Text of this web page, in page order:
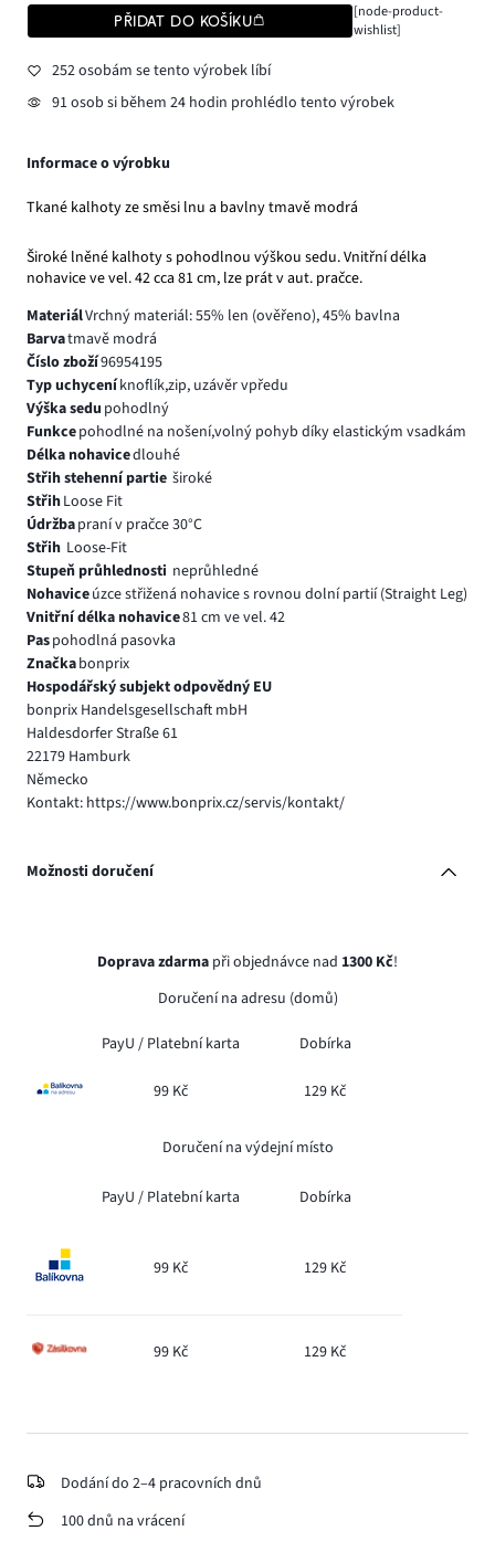
PŘIDAT DO KOŠÍKU
[node-product-
wishlist]
252 osobám se tento výrobek líbí
91 osob si během 24 hodin prohlédlo tento výrobek
Informace o výrobku
Tkané kalhoty ze směsi lnu a bavlny tmavě modrá
Široké lněné kalhoty s pohodlnou výškou sedu. Vnitřní délka
nohavice ve vel. 42 cca 81 cm, lze prát v aut. pračce.
MateriálVrchný materiál: 55% len (ověřeno), 45% bavlna
Barvatmavě modrá
Číslo zboží96954195
Typ uchyceníknoflík,zip, uzávěr vpředu
Výška sedu pohodlný
Funkcepohodlné na nošení,volný pohyb díky elastickým vsadkám
Délka nohavicedlouhé
Střih stehenní partie široké
StřihLoose Fit
Údržbapraní v pračce 30°C
Střih Loose-Fit
Stupeň průhlednosti neprůhledné
Nohaviceúzce střižená nohavice s rovnou dolní partií (Straight Leg)
Vnitřní délka nohavice81 cm ve vel. 42
Paspohodlná pasovka
Značkabonprix
Hospodářský subjekt odpovědný EU
bonprix Handelsgesellschaft mbH
Haldesdorfer Straße 61
22179 Hamburk
Německo
Kontakt: https://www.bonprix.cz/servis/kontakt/
Možnosti doručení
Doprava zdarma při objednávce nad 1300 Kč!
Doručení na adresu (domů)
PayU / Platební karta Dobírka
99 Kč 129 Kč
Doručení na výdejní místo
PayU / Platební karta Dobírka
99 Kč 129 Kč
99 Kč 129 Kč
Dodání do 2–4 pracovních dnů
100 dnů na vrácení